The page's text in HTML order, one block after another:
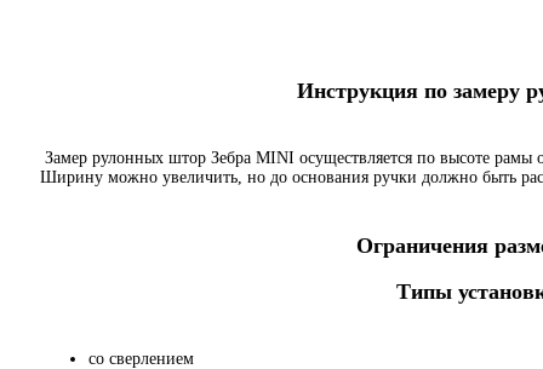
Инструкция по
Замер рулонных штор Зебра MINI осуществляется по высоте
Ширину можно увеличить, но до основания ручки должно быть
Ограничения
Типы
со сверлением